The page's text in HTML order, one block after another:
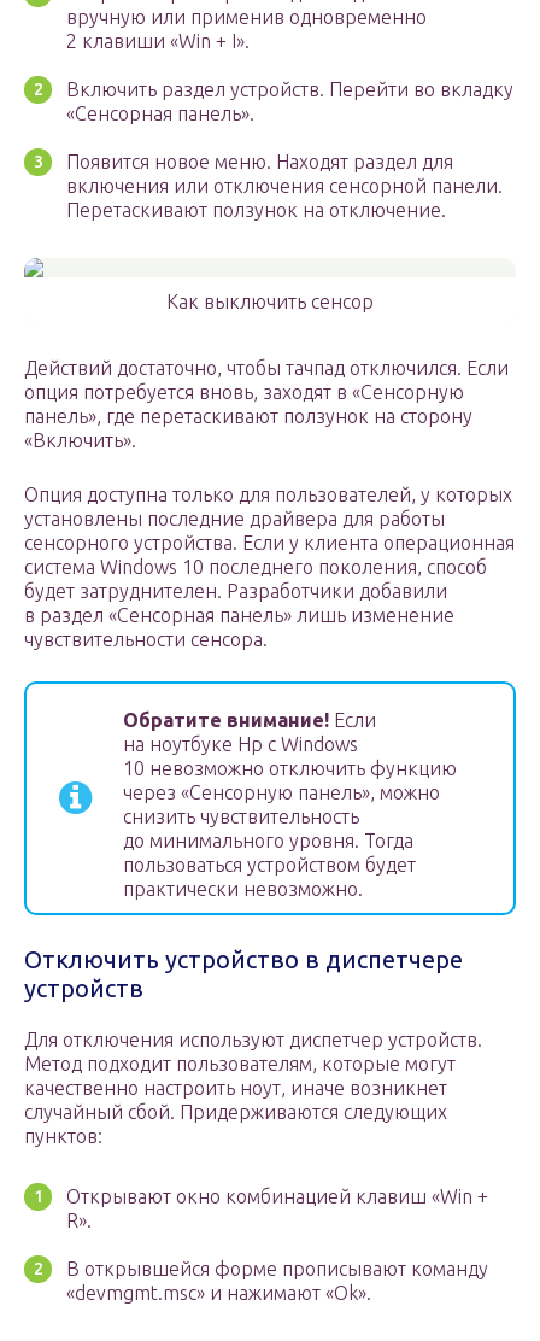
вручную или применив одновременно
2 клавиши «Win + I».
Включить раздел устройств. Перейти во вкладку
«Сенсорная панель».
Появится новое меню. Находят раздел для
включения или отключения сенсорной панели.
Перетаскивают ползунок на отключение.
Как выключить сенсор
Действий достаточно, чтобы тачпад отключился. Если
опция потребуется вновь, заходят в «Сенсорную
панель», где перетаскивают ползунок на сторону
«Включить».
Опция доступна только для пользователей, у которых
установлены последние драйвера для работы
сенсорного устройства. Если у клиента операционная
система Windows 10 последнего поколения, способ
будет затруднителен. Разработчики добавили
в раздел «Сенсорная панель» лишь изменение
чувствительности сенсора.
Обратите внимание! Если
на ноутбуке Hp с Windows
10 невозможно отключить функцию
через «Сенсорную панель», можно
снизить чувствительность
до минимального уровня. Тогда
пользоваться устройством будет
практически невозможно.
Отключить устройство в диспетчере
устройств
Для отключения используют диспетчер устройств.
Метод подходит пользователям, которые могут
качественно настроить ноут, иначе возникнет
случайный сбой. Придерживаются следующих
пунктов:
Открывают окно комбинацией клавиш «Win +
R».
В открывшейся форме прописывают команду
«devmgmt.msc» и нажимают «Ok».